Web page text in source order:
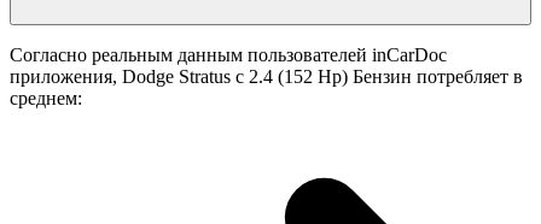
Согласно реальным данным пользователей inCarDoc
приложения, Dodge Stratus с 2.4 (152 Hp) Бензин потребляет в
среднем: